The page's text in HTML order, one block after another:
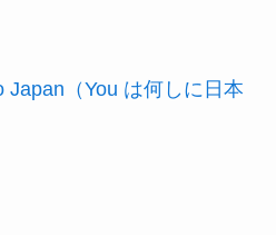
Japan（You は何しに日本